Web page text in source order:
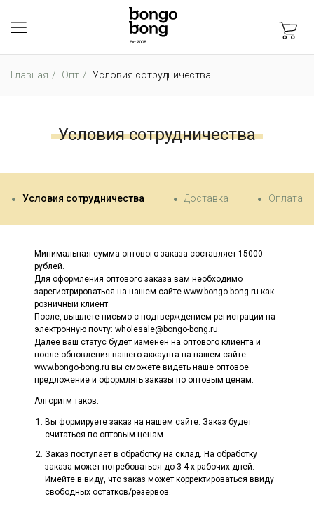
Главная Опт Условия сотрудничества
Условия сотрудничества
Условия сотрудничества Доставка Оплата
Минимальная сумма оптового заказа составляет 15000
рублей.
Для оформления оптового заказа вам необходимо
зарегистрироваться на нашем сайте www.bongo-bong.ru как
розничный клиент.
После, вышлете письмо с подтверждением регистрации на
электронную почту: wholesale@bongo-bong.ru.
Далее ваш статус будет изменен на оптового клиента и
после обновления вашего аккаунта на нашем сайте
www.bongo-bong.ru вы сможете видеть наше оптовое
предложение и оформлять заказы по оптовым ценам.
Алгоритм таков:
Вы формируете заказ на нашем сайте. Заказ будет
считаться по оптовым ценам.
Заказ поступает в обработку на склад. На обработку
заказа может потребоваться до 3-4-х рабочих дней.
Имейте в виду, что заказ может корректироваться ввиду
свободных остатков/резервов.